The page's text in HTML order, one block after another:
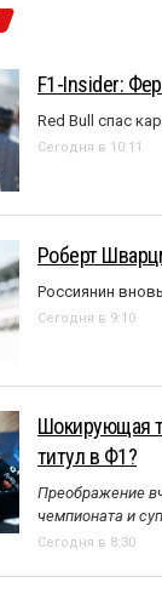
F1-Insider:
Red Bull спас
Сегодня в 10:11
Роберт
Россиянин
Сегодня в 9:10
Шокирующая
титул в Ф1?
Преображение
чемпионата и
Сегодня в 8:30